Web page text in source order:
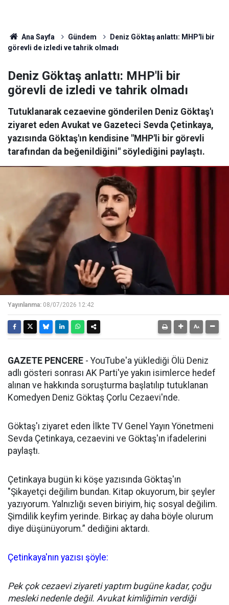
Ana Sayfa Gündem
Deniz Göktaş anlattı: MHP'li bir
görevli de izledi ve tahrik olmadı
Deniz Göktaş anlattı: MHP'li bir
görevli de izledi ve tahrik olmadı
Tutuklanarak cezaevine gönderilen Deniz Göktaş'ı
ziyaret eden Avukat ve Gazeteci Sevda Çetinkaya,
yazısında Göktaş'ın kendisine "MHP'li bir görevli
tarafından da beğenildiğini" söylediğini paylaştı.
Yayınlanma: 08/07/2026 12:42
GAZETE PENCERE - YouTube'a yüklediği Ölü Deniz
adlı gösteri sonrası AK Parti'ye yakın isimlerce hedef
alınan ve hakkında soruşturma başlatılıp tutuklanan
Komedyen Deniz Göktaş Çorlu Cezaevi'nde.
Göktaş'ı ziyaret eden İlkte TV Genel Yayın Yönetmeni
Sevda Çetinkaya, cezaevini ve Göktaş'ın ifadelerini
paylaştı.
Çetinkaya bugün ki köşe yazısında Göktaş'ın
"Şikayetçi değilim bundan. Kitap okuyorum, bir şeyler
yazıyorum. Yalnızlığı seven biriyim, hiç sosyal değilim.
Şimdilik keyfim yerinde. Birkaç ay daha böyle olurum
diye düşünüyorum.” dediğini aktardı.
Çetinkaya'nın yazısı şöyle:
Pek çok cezaevi ziyareti yaptım bugüne kadar, çoğu
mesleki nedenle değil. Avukat kimliğimin verdiği